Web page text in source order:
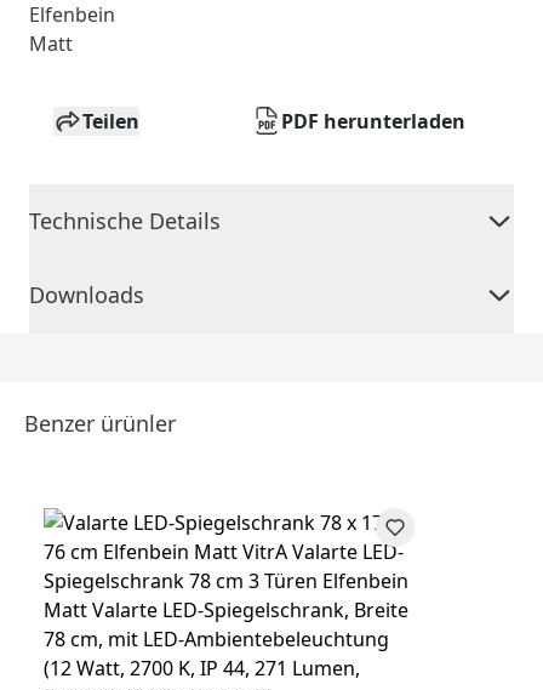
Elfenbein
Matt
Teilen PDF herunterladen
Technische Details
Downloads
Benzer ürünler